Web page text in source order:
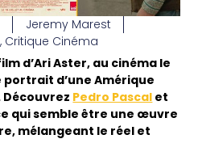
Jeremy Marest
, Critique Cinéma
d’Ari Aster, au cinéma le
portrait d’une Amérique
Découvrez Pedro Pascal et
qui semble être une œuvre
mélangeant le réel et